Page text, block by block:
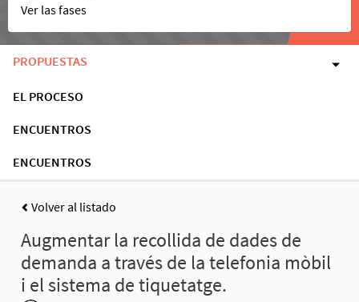
Ver las fases
PROPUESTAS
EL PROCESO
ENCUENTROS
ENCUENTROS
Volver al listado
Augmentar la recollida de dades de
demanda a través de la telefonia mòbil
i el sistema de tiquetatge.